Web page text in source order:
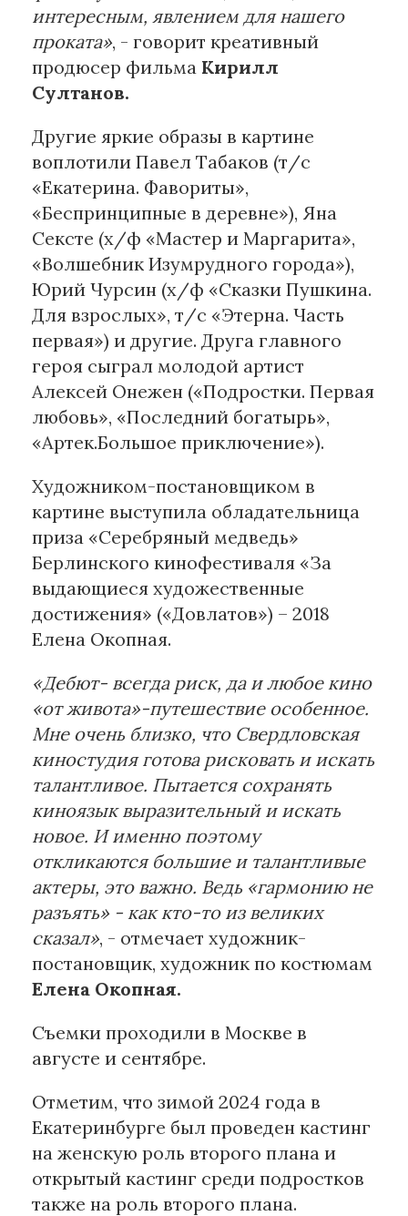
интересным, явлением для нашего
проката», - говорит креативный
продюсер фильма Кирилл
Султанов.
Другие яркие образы в картине
воплотили Павел Табаков (т/с
«Екатерина. Фавориты»,
«Беспринципные в деревне»), Яна
Сексте (х/ф «Мастер и Маргарита»,
«Волшебник Изумрудного города»),
Юрий Чурсин (х/ф «Сказки Пушкина.
Для взрослых», т/с «Этерна. Часть
первая») и другие. Друга главного
героя сыграл молодой артист
Алексей Онежен («Подростки. Первая
любовь», «Последний богатырь»,
«Артек.Большое приключение»).
Художником-постановщиком в
картине выступила обладательница
приза «Серебряный медведь»
Берлинского кинофестиваля «За
выдающиеся художественные
достижения» («Довлатов») – 2018
Елена Окопная.
«Дебют- всегда риск, да и любое кино
«от живота»-путешествие особенное.
Мне очень близко, что Свердловская
киностудия готова рисковать и искать
талантливое. Пытается сохранять
киноязык выразительный и искать
новое. И именно поэтому
откликаются большие и талантливые
актеры, это важно. Ведь «гармонию не
разъять» - как кто-то из великих
сказал», - отмечает художник-
постановщик, художник по костюмам
Елена Окопная.
Съемки проходили в Москве в
августе и сентябре.
Отметим, что зимой 2024 года в
Екатеринбурге был проведен кастинг
на женскую роль второго плана и
открытый кастинг среди подростков
также на роль второго плана.